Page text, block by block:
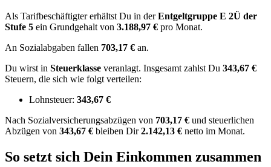
Als Tarifbeschäftigter erhältst Du in derEntgeltgruppe E 2Ü der
Stufe 5 ein Grundgehalt von 3.188,97 € pro Monat.
An Sozialabgaben fallen 703,17 € an.
Du wirst in Steuerklasse veranlagt. Insgesamt zahlst Du 343,67 €
Steuern, die sich wie folgt verteilen:
Lohnsteuer: 343,67 €
Nach Sozialversicherungsabzügen von 703,17 € und steuerlichen
Abzügen von 343,67 € bleiben Dir2.142,13 € netto im Monat.
So setzt sich Dein Einkommen zusammen